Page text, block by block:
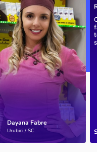
Dayana Fabre
Urubici / SC